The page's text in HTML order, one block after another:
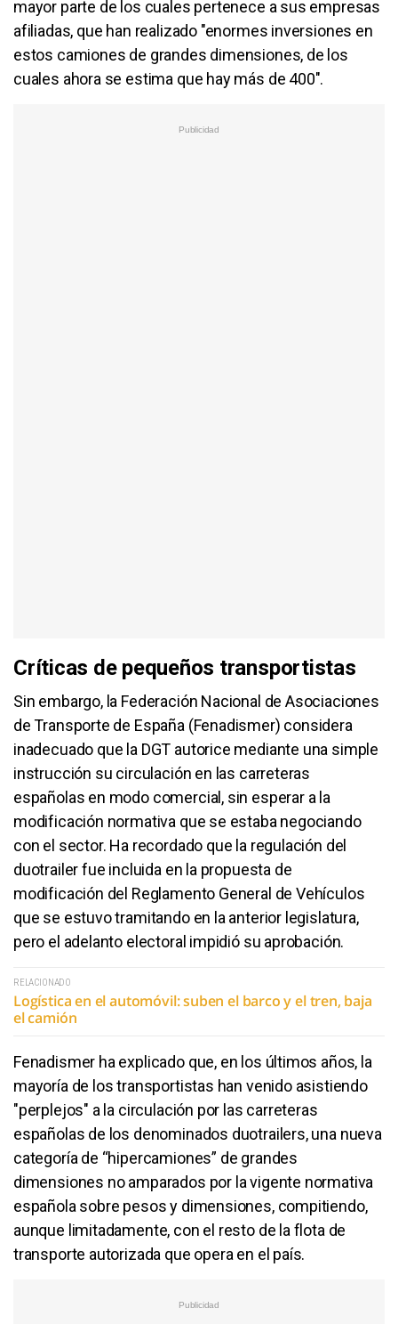
mayor parte de los cuales pertenece a sus empresas
afiliadas, que han realizado "enormes inversiones en
estos camiones de grandes dimensiones, de los
cuales ahora se estima que hay más de 400".
Críticas de pequeños transportistas
Sin embargo, la Federación Nacional de Asociaciones
de Transporte de España (Fenadismer) considera
inadecuado que la DGT autorice mediante una simple
instrucción su circulación en las carreteras
españolas en modo comercial, sin esperar a la
modificación normativa que se estaba negociando
con el sector. Ha recordado que la regulación del
duotrailer fue incluida en la propuesta de
modificación del Reglamento General de Vehículos
que se estuvo tramitando en la anterior legislatura,
pero el adelanto electoral impidió su aprobación.
RELACIONADO
Logística en el automóvil: suben el barco y el tren, baja
el camión
Fenadismer ha explicado que, en los últimos años, la
mayoría de los transportistas han venido asistiendo
"perplejos" a la circulación por las carreteras
españolas de los denominados duotrailers, una nueva
categoría de “hipercamiones” de grandes
dimensiones no amparados por la vigente normativa
española sobre pesos y dimensiones, compitiendo,
aunque limitadamente, con el resto de la flota de
transporte autorizada que opera en el país.